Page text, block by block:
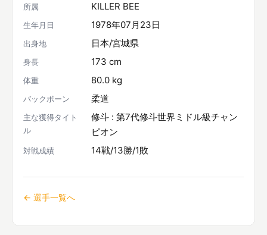
所属 KILLER BEE
生年月日 1978年07月23日
出身地 日本/宮城県
身長 173 cm
体重 80.0 kg
バックボーン 柔道
主な獲得タイト
ル
修斗 : 第7代修斗世界ミドル級チャン
ピオン
対戦成績 14戦/13勝/1敗
← 選手一覧へ